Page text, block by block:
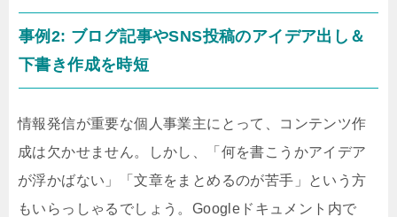
事例2: ブログ記事やSNS投稿のアイデア出し＆
下書き作成を時短
情報発信が重要な個人事業主にとって、コンテンツ作
成は欠かせません。しかし、「何を書こうかアイデア
が浮かばない」「文章をまとめるのが苦手」という方
もいらっしゃるでしょう。Googleドキュメント内で